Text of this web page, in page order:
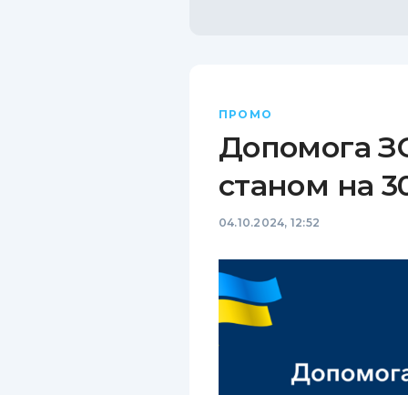
ПРОМО
Допомога
станом на
04.10.2024, 12:52